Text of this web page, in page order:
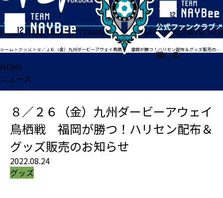
閉じる
HOMETICKETMATCHTEAMNEWSGOODSFANACADEMY
ホーム >グッズ > ８／２６（金）九州ダービーアウェイ鳥栖戦 福岡が勝つ！ハリセン配布＆グッズ販売のお知らせ
NEWS
ニュース
８／２６（金）九州ダービーアウェイ
鳥栖戦 福岡が勝つ！ハリセン配布＆
グッズ販売のお知らせ
2022.08.24
グッズ